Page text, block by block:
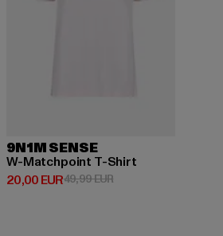
9N1M SENSE
W-Matchpoint T-Shirt
20,00 EUR
Derzeitiger Preis: 20,00 EUR
49,99 EURAktionspreis: 49,99 EUR